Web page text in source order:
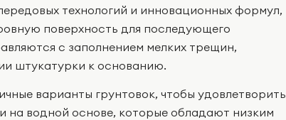
технологий и инновационных формул,
поверхность для последующего
с заполнением мелких трещин,
штукатурки к основанию.
варианты грунтовок, чтобы удовлетворить
на водной основе, которые обладают низким